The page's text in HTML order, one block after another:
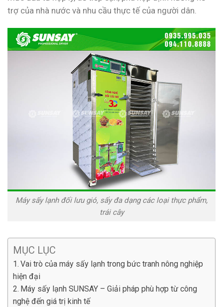
trợ của nhà nước và nhu cầu thực tế của người dân.
Máy sấy lạnh đối lưu gió, sấy đa dạng các loại thực phẩm,
trái cây
MỤC LỤC
Vai trò của máy sấy lạnh trong bức tranh nông nghiệp
hiện đại
Máy sấy lạnh SUNSAY – Giải pháp phù hợp từ công
nghệ đến giá trị kinh tế